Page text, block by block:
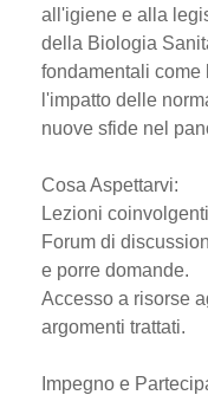
all'igiene e alla
della Biologia
fondamentali come
l'impatto delle
nuove sfide nel
Cosa Aspettarvi:
Lezioni
Forum di
e porre domande.
Accesso a risorse
argomenti trattati.
Impegno e